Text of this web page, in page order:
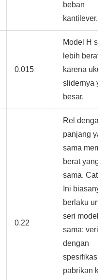
beban
kantilever.
0.015
Model H
lebih berat
karena
slidernya
besar.
0.22
Rel dengan
panjang
sama
berat yang
sama.
Ini biasanya
berlaku
seri model
sama;
dengan
spesifikasi
pabrikan